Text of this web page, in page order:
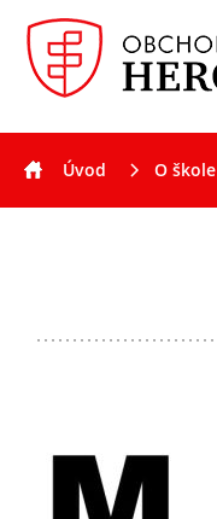
Aktuality
Úvod O škole